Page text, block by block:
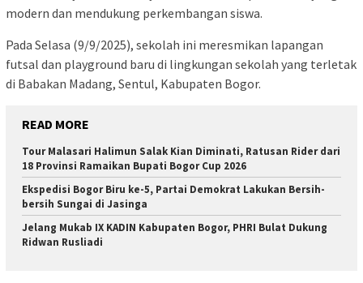
modern dan mendukung perkembangan siswa.
Pada Selasa (9/9/2025), sekolah ini meresmikan lapangan
futsal dan playground baru di lingkungan sekolah yang terletak
di Babakan Madang, Sentul, Kabupaten Bogor.
READ MORE
Tour Malasari Halimun Salak Kian Diminati, Ratusan Rider dari
18 Provinsi Ramaikan Bupati Bogor Cup 2026
Ekspedisi Bogor Biru ke-5, Partai Demokrat Lakukan Bersih-
bersih Sungai di Jasinga
Jelang Mukab IX KADIN Kabupaten Bogor, PHRI Bulat Dukung
Ridwan Rusliadi